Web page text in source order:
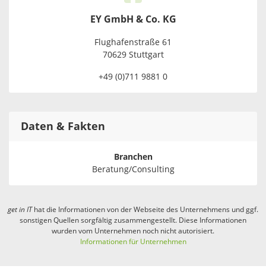
EY GmbH & Co. KG
Flughafenstraße 61
70629 Stuttgart
+49 (0)711 9881 0
Daten & Fakten
Branchen
Beratung/Consulting
get in IThat die Informationen von der Webseite des Unternehmens und ggf.
sonstigen Quellen sorgfältig zusammengestellt. Diese Informationen
wurden vom Unternehmen noch nicht autorisiert.
Informationen für Unternehmen